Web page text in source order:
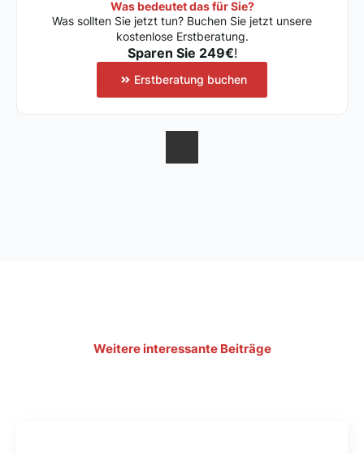
Was bedeutet das für Sie?
Was sollten Sie jetzt tun? Buchen Sie jetzt unsere
kostenlose Erstberatung.
Sparen Sie 249€!
Erstberatung buchen
Weitere interessante Beiträge